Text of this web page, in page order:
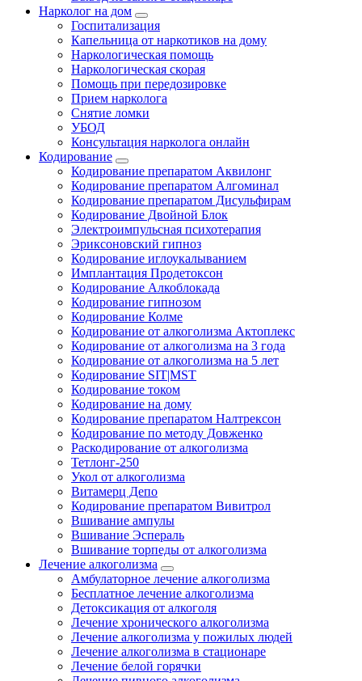
Нарколог на дом
Госпитализация
Капельница от наркотиков на дому
Наркологическая помощь
Наркологическая скорая
Помощь при передозировке
Прием нарколога
Снятие ломки
УБОД
Консультация нарколога онлайн
Кодирование
Кодирование препаратом Аквилонг
Кодирование препаратом Алгоминал
Кодирование препаратом Дисульфирам
Кодирование Двойной Блок
Электроимпульсная психотерапия
Эриксоновский гипноз
Кодирование иглоукалыванием
Имплантация Продетоксон
Кодирование Алкоблокада
Кодирование гипнозом
Кодирование Колме
Кодирование от алкоголизма Актоплекс
Кодирование от алкоголизма на 3 года
Кодирование от алкоголизма на 5 лет
Кодирование SIT|MST
Кодирование током
Кодирование на дому
Кодирование препаратом Налтрексон
Кодирование по методу Довженко
Раскодирование от алкоголизма
Тетлонг-250
Укол от алкоголизма
Витамерц Депо
Кодирование препаратом Вивитрол
Вшивание ампулы
Вшивание Эспераль
Вшивание торпеды от алкоголизма
Лечение алкоголизма
Амбулаторное лечение алкоголизма
Бесплатное лечение алкоголизма
Детоксикация от алкоголя
Лечение хронического алкоголизма
Лечение алкоголизма у пожилых людей
Лечение алкоголизма в стационаре
Лечение белой горячки